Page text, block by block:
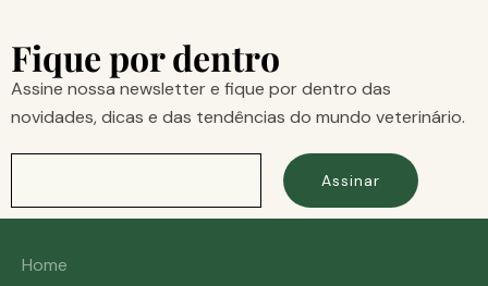
Fique por dentro
Assine nossa newsletter e fique por dentro das
novidades, dicas e das tendências do mundo veterinário.
Assinar
Home